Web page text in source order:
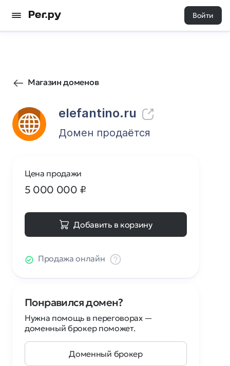
Войти
Магазин доменов
elefantino.ru
22 0
Домен продаётся
Цена продажи
5 000 000 ₽
Добавить в корзину
Продажа онлайн
Понравился домен?
Нужна помощь в переговорах —
доменный брокер поможет.
Доменный брокер